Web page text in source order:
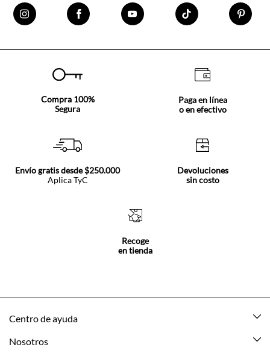
Compra 100%
Segura
Paga en línea
o en efectivo
Envío gratis desde $250.000
Aplica TyC
Devoluciones
sin costo
Recoge
en tienda
Centro de ayuda
Mis pedidos
Nosotros